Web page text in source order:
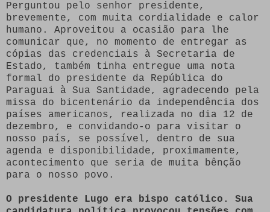
Perguntou pelo senhor presidente,
brevemente, com muita cordialidade e calor
humano. Aproveitou a ocasião para lhe
comunicar que, no momento de entregar as
cópias das credenciais à Secretaria de
Estado, também tinha entregue uma nota
formal do presidente da República do
Paraguai à Sua Santidade, agradecendo pela
missa do bicentenário da independência dos
países americanos, realizada no dia 12 de
dezembro, e convidando-o para visitar o
nosso país, se possível, dentro de sua
agenda e disponibilidade, proximamente,
acontecimento que seria de muita bênção
para o nosso povo.
O presidente Lugo era bispo católico. Sua